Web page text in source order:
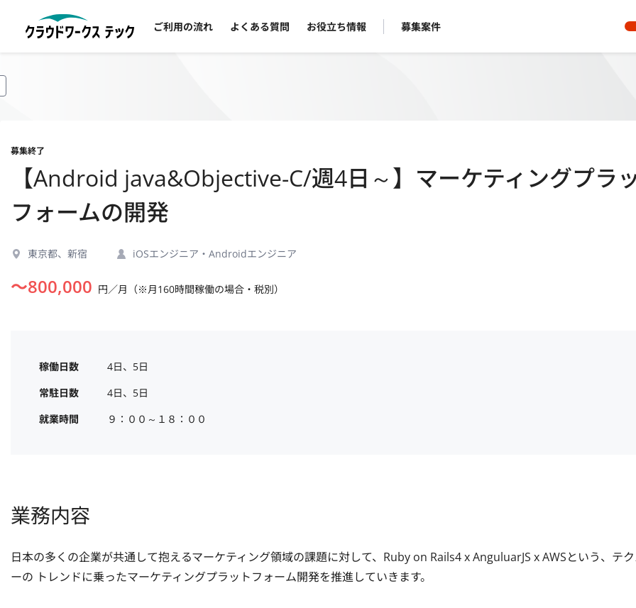
ご利用の流れ よくある質問 お役立ち情報 募集案件
募集終了
【Android java&Objective-C/週4日～】マーケティングプラ
フォームの開発
東京都、新宿 iOSエンジニア・Androidエンジニア
〜800,000 円／月（※月160時間稼働の場合・税別）
稼働日数
4日、5日
常駐日数
4日、5日
就業時間
９：００～１８：００
業務内容
日本の多くの企業が共通して抱えるマーケティング領域の課題に対して、Ruby on Rails4 x AnguluarJS x AWSという、テ
ーの トレンドに乗ったマーケティングプラットフォーム開発を推進していきます。